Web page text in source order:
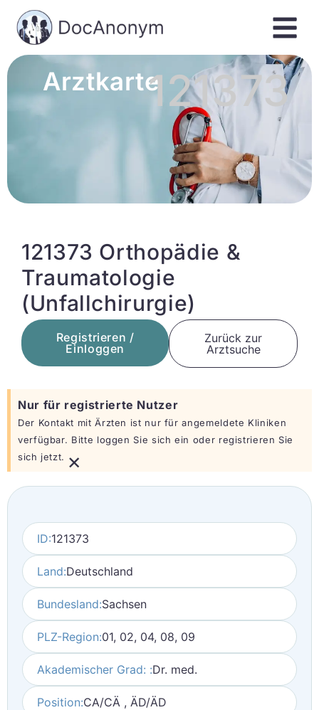
Arztkarte121373
121373 Orthopädie &
Traumatologie
(Unfallchirurgie)
Registrieren /
Einloggen
Zurück zur
Arztsuche
Nur für registrierte Nutzer
Der Kontakt mit Ärzten ist nur für angemeldete Kliniken
verfügbar. Bitte loggen Sie sich ein oder registrieren Sie
sich jetzt. ×
ID:121373
Land:Deutschland
Bundesland:Sachsen
PLZ-Region:01, 02, 04, 08, 09
Akademischer Grad: :Dr. med.
Position:CA/CÄ , ÄD/ÄD